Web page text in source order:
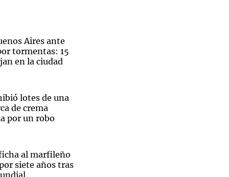
Aires ante
tormentas: 15
en la ciudad
lotes de una
de crema
por un robo
al marfileño
siete años tras